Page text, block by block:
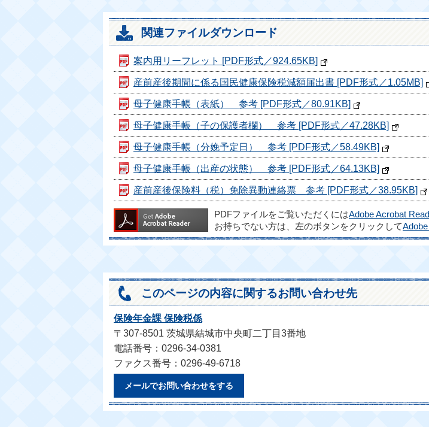
関連ファイルダウンロード
案内用リーフレット [PDF形式／924.65KB]
産前産後期間に係る国民健康保険税減額届出書 [PDF形式／1.05MB]
母子健康手帳（表紙）＿参考 [PDF形式／80.91KB]
母子健康手帳（子の保護者欄）＿参考 [PDF形式／47.28KB]
母子健康手帳（分娩予定日）＿参考 [PDF形式／58.49KB]
母子健康手帳（出産の状態）＿参考 [PDF形式／64.13KB]
産前産後保険料（税）免除異動連絡票＿参考 [PDF形式／38.95KB]
PDFファイルをご覧いただくにはAdobe Acrobat
お持ちでない方は、左のボタンをクリックして
このページの内容に関するお問い合わせ先
保険年金課 保険税係
〒307-8501 茨城県結城市中央町二丁目3番地
電話番号：0296-34-0381
ファクス番号：0296-49-6718
メールでお問い合わせをする